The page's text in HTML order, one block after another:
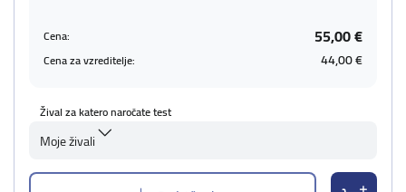
Cena: 55,00 €
Cena za vzreditelje: 44,00 €
Žival za katero naročate test
Moje živali